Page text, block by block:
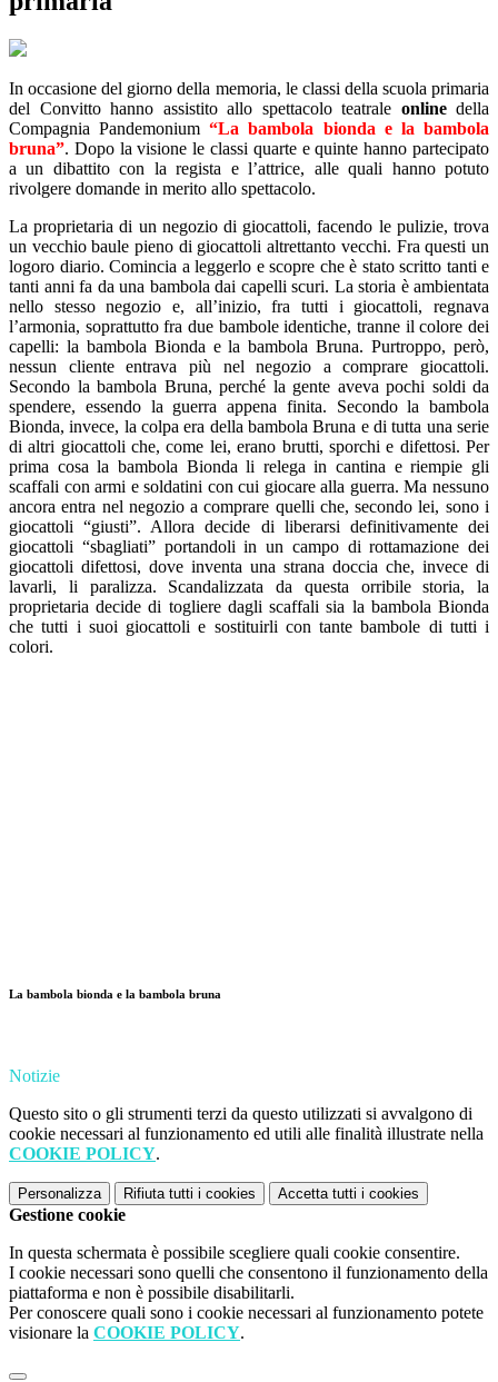
In occasione del giorno della memoria, le classi della scuola primaria
del Convitto hanno assistito allo spettacolo teatrale onlinedella
Compagnia Pandemonium“La bambola bionda e la bambola
bruna”. Dopo la visione le classi quarte e quinte hanno partecipato
a un dibattito con la regista e l’attrice, alle quali hanno potuto
rivolgere domande in merito allo spettacolo.
La proprietaria di un negozio di giocattoli, facendo le pulizie, trova
un vecchio baule pieno di giocattoli altrettanto vecchi. Fra questi un
logoro diario. Comincia a leggerlo e scopre che è stato scritto tanti e
tanti anni fa da una bambola dai capelli scuri. La storia è ambientata
nello stesso negozio e, all’inizio, fra tutti i giocattoli, regnava
l’armonia, soprattutto fra due bambole identiche, tranne il colore dei
capelli: la bambola Bionda e la bambola Bruna. Purtroppo, però,
nessun cliente entrava più nel negozio a comprare giocattoli.
Secondo la bambola Bruna, perché la gente aveva pochi soldi da
spendere, essendo la guerra appena finita. Secondo la bambola
Bionda, invece, la colpa era della bambola Bruna e di tutta una serie
di altri giocattoli che, come lei, erano brutti, sporchi e difettosi. Per
prima cosa la bambola Bionda li relega in cantina e riempie gli
scaffali con armi e soldatini con cui giocare alla guerra. Ma nessuno
ancora entra nel negozio a comprare quelli che, secondo lei, sono i
giocattoli “giusti”. Allora decide di liberarsi definitivamente dei
giocattoli “sbagliati” portandoli in un campo di rottamazione dei
giocattoli difettosi, dove inventa una strana doccia che, invece di
lavarli, li paralizza. Scandalizzata da questa orribile storia, la
proprietaria decide di togliere dagli scaffali sia la bambola Bionda
che tutti i suoi giocattoli e sostituirli con tante bambole di tutti i
colori.
La bambola bionda e la bambola bruna
Notizie
Questo sito o gli strumenti terzi da questo utilizzati si avvalgono di
cookie necessari al funzionamento ed utili alle finalità illustrate nella
COOKIE POLICY.
Personalizza Rifiuta tutti i cookies Accetta tutti i cookies
Gestione cookie
In questa schermata è possibile scegliere quali cookie consentire.
I cookie necessari sono quelli che consentono il funzionamento della
piattaforma e non è possibile disabilitarli.
Per conoscere quali sono i cookie necessari al funzionamento potete
visionare la COOKIE POLICY.